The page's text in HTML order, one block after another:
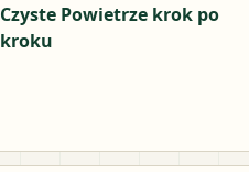
Czyste Powietrze krok po
kroku